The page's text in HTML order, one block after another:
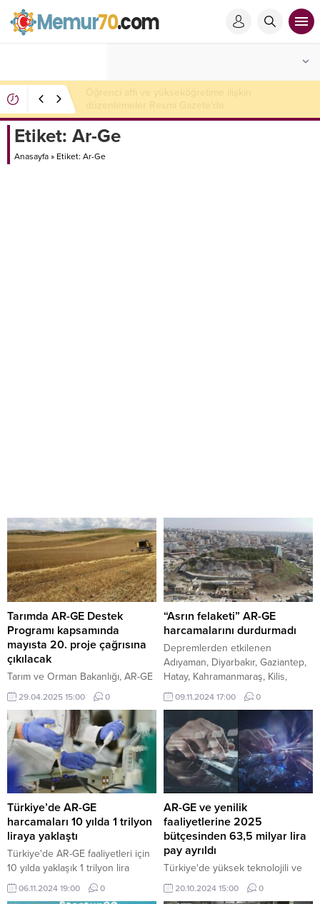
Etiket: Ar-Ge
Anasayfa » Etiket: Ar-Ge
Tarımda AR-GE Destek
Programı kapsamında
mayısta 20. proje çağrısına
çıkılacak
Tarım ve Orman Bakanlığı, AR-GE
Destek Programı kapsamında
mayıs ayı içerisinde 20. proje
çağrısına çıkmayı planlıyor.
29.04.2025 15:00 0
“Asrın felaketi” AR-GE
harcamalarını durdurmadı
Depremlerden etkilenen
Adıyaman, Diyarbakır, Gaziantep,
Hatay, Kahramanmaraş, Kilis,
Osmaniye ve Şanlıurfa'da AR-GE
harcamaları afetin meydana
geldiği yıl bir önceki yıla göre
yüzde 100 artarak 8 milyar 382
milyon lira olarak gerçekleşti.
09.11.2024 17:00 0
Türkiye’de AR-GE
harcamaları 10 yılda 1 trilyon
liraya yaklaştı
Türkiye'de AR-GE faaliyetleri için
10 yılda yaklaşık 1 trilyon lira
harcandı.
06.11.2024 19:00 0
AR-GE ve yenilik
faaliyetlerine 2025
bütçesinden 63,5 milyar lira
pay ayrıldı
Türkiye'de yüksek teknolojili ve
katma değerli alanlarda yerli ve
milli teknolojilerin geliştirilmesinin
20.10.2024 15:00 0